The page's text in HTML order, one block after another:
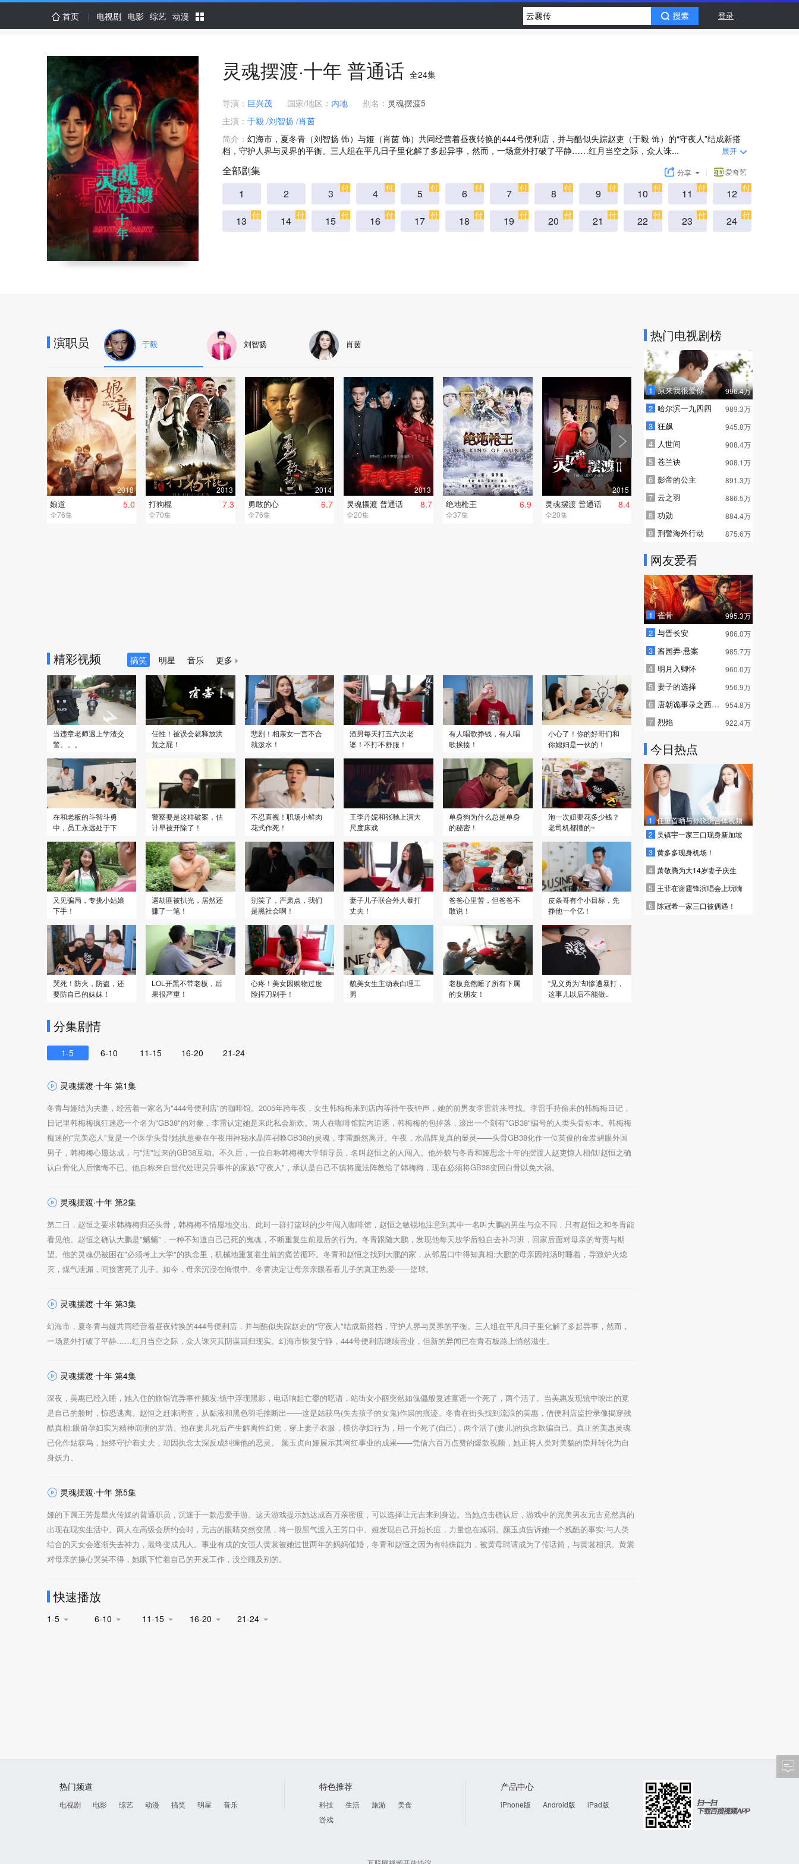
首页 电视剧 电影 综艺 动漫 登录
灵魂摆渡·十年 普通话 全24集
导演： 巨兴茂 国家/地区： 内地 别名： 灵魂摆渡5
主演： 于毅 /刘智扬 /肖茵
简介： 幻海市，夏冬青（刘智扬 饰）与娅（肖茵 饰）共同经营着昼夜转换的444号便利店，并与酷似失踪赵吏（于毅 饰）的“守夜人”结成新搭
档，守护人界与灵界的平衡。三人组在平凡日子里化解了多起异事，然而，一场意外打破了平静……红月当空之际，众人诛...
展开
分享 爱奇艺
全部剧集
1
2 3 付 4 付 5 付 6 付 7 付 8 付 9 付 10 付 11 付 12 付
13 付 14 付 15 付 16 付 17 付 18 付 19 付 20 付 21 付 22 付 23 付 24 付
演职员 于毅 刘智扬 肖茵
2018
娘道 5.0
全76集
2013
打狗棍 7.3
全70集
2014
勇敢的心 6.7
全76集
2013
灵魂摆渡 普通话 8.7
全20集
2014
绝地枪王 6.9
全37集
2015
灵魂摆渡 普通话 8.4
全20集
鬼吹灯(精绝古城) 老师来了！
精彩视频 搞笑 明星 音乐 更多
当违章老师遇上学渣交
警。。。
任性！被误会就释放洪
荒之屁！
悲剧！相亲女一言不合
就泼水！
渣男每天打五六次老
婆！不打不舒服！
有人唱歌挣钱，有人唱
歌挨揍！
小心了！你的好哥们和
你媳妇是一伙的！
在和老板的斗智斗勇
中，员工永远处于下
警察要是这样破案，估
计早被开除了！
不忍直视！职场小鲜肉
花式作死！
王李丹妮和张驰上演大
尺度床戏
单身狗为什么总是单身
的秘密！
泡一次妞要花多少钱？
老司机都懂的~
又见骗局，专挑小姑娘
下手！
遇劫匪被扒光，居然还
赚了一笔！
别笑了，严肃点，我们
是黑社会啊！
妻子儿子联合外人暴打
丈夫！
爸爸心里苦，但爸爸不
敢说！
皮条哥有个小目标，先
挣他一个亿！
哭死！防火，防盗，还
要防自己的妹妹！
LOL开黑不带老板，后
果很严重！
心疼！美女因购物过度
险挥刀剁手！
貌美女生主动表白理工
男
老板竟然睡了所有下属
的女朋友！
“见义勇为”却惨遭暴打，
这事儿以后不能做..
分集剧情
1-5 6-10 11-15 16-20 21-24
灵魂摆渡·十年 第1集
冬青与娅结为夫妻，经营着一家名为"444号便利店"的咖啡馆。2005年跨年夜，女生韩梅梅来到店内等待午夜钟声，她的前男友李雷前来寻找。李雷手持偷来的韩梅梅日记，
日记里韩梅梅疯狂迷恋一个名为"GB38"的对象，李雷认定她是来此私会新欢。两人在咖啡馆院内追逐，韩梅梅的包掉落，滚出一个刻有"GB38"编号的人类头骨标本。韩梅梅
痴迷的"完美恋人"竟是一个医学头骨!她执意要在午夜用神秘水晶阵召唤GB38的灵魂，李雷黯然离开。午夜，水晶阵竟真的显灵——头骨GB38化作一位英俊的金发碧眼外国
男子，韩梅梅心愿达成，与"活"过来的GB38互动。不久后，一位自称韩梅梅大学辅导员，名叫赵恒之的人闯入。他外貌与冬青和娅思念十年的摆渡人赵吏惊人相似!赵恒之确
认白骨化人后懊悔不已。他自称来自世代处理灵异事件的家族"守夜人"，承认是自己不慎将魔法阵教给了韩梅梅，现在必须将GB38变回白骨以免大祸。
灵魂摆渡·十年 第2集
第二日，赵恒之要求韩梅梅归还头骨，韩梅梅不情愿地交出。此时一群打篮球的少年闯入咖啡馆，赵恒之敏锐地注意到其中一名叫大鹏的男生与众不同，只有赵恒之和冬青能
看见他。赵恒之确认大鹏是"魉魉"，一种不知道自己已死的鬼魂，不断重复生前最后的行为。冬青跟随大鹏，发现他每天放学后独自去补习班，回家后面对母亲的苛责与期
望。他的灵魂仍被困在"必须考上大学"的执念里，机械地重复着生前的痛苦循环。冬青和赵恒之找到大鹏的家，从邻居口中得知真相:大鹏的母亲因炖汤时睡着，导致炉火熄
灭，煤气泄漏，间接害死了儿子。如今，母亲沉浸在悔恨中。冬青决定让母亲亲眼看看儿子的真正热爱——篮球。
灵魂摆渡·十年 第3集
幻海市，夏冬青与娅共同经营着昼夜转换的444号便利店，并与酷似失踪赵吏的"守夜人"结成新搭档，守护人界与灵界的平衡。三人组在平凡日子里化解了多起异事，然而，
一场意外打破了平静……红月当空之际，众人诛灭其阴谋回归现实。幻海市恢复宁静，444号便利店继续营业，但新的异闻已在青石板路上悄然滋生。
灵魂摆渡·十年 第4集
深夜，美惠已经入睡，她入住的旅馆诡异事件频发:镜中浮现黑影，电话响起亡婴的呓语，站街女小丽突然如傀儡般复述童谣一个死了，两个活了。当美惠发现镜中映出的竟
是自己的脸时，惊恐逃离。赵恒之赶来调查，从黏液和黑色羽毛推断出——这是姑获鸟(失去孩子的女鬼)作祟的痕迹。冬青在街头找到流浪的美惠，借便利店监控录像揭穿残
酷真相:眼前孕妇实为精神崩溃的罗浩。他在妻儿死后产生解离性幻觉，穿上妻子衣服，模仿孕妇行为，用一个死了(自己)，两个活了(妻儿)的执念欺骗自己。真正的美惠灵魂
已化作姑获鸟，始终守护着丈夫，却因执念太深反成纠缠他的恶灵。 颜玉贞向娅展示其网红事业的成果——凭借六百万点赞的爆款视频，她正将人类对美貌的崇拜转化为自
身妖力。
灵魂摆渡·十年 第5集
娅的下属王芳是星火传媒的普通职员，沉迷于一款恋爱手游。这天游戏提示她达成百万亲密度，可以选择让元吉来到身边。当她点击确认后，游戏中的完美男友元吉竟然真的
出现在现实生活中。两人在高级会所约会时，元吉的眼睛突然变黑，将一股黑气渡入王芳口中。娅发现自己开始长痘，力量也在减弱。颜玉贞告诉她一个残酷的事实:与人类
结合的天女会逐渐失去神力，最终变成凡人。事业有成的女强人黄裳被她过世两年的妈妈催婚，冬青和赵恒之因为有特殊能力，被黄母聘请成为了传话筒，与黄裳相识。黄裳
对母亲的操心哭笑不得，她眼下忙着自己的开发工作，没空顾及别的。
快速播放
1-5 6-10 11-15 16-20 21-24
热门电视剧榜
1 原来我很爱你 996.4万
2 哈尔滨一九四四 989.3万
3 狂飙 945.8万
4 人世间 908.4万
5 苍兰诀 908.1万
6 影帝的公主 891.3万
7 云之羽 886.5万
8 功勋 884.4万
9 刑警海外行动 875.6万
网友爱看
1 雀骨 995.3万
2 与晋长安 986.0万
3 酱园弄·悬案 985.7万
4 明月入卿怀 960.0万
5 妻子的选择 956.9万
6 唐朝诡事录之西行 普通话 954.8万
7 烈焰 922.4万
今日热点
1 任重首晒与孙骁骁合体视频
2 吴镇宇一家三口现身新加坡
3 黄多多现身机场！
4 萧敬腾为大14岁妻子庆生
5 王菲在谢霆锋演唱会上玩嗨
6 陈冠希一家三口被偶遇！
热门频道
电视剧 电影 综艺 动漫 搞笑 明星 音乐
特色推荐
科技 生活 旅游
美食
游戏
产品中心
iPhone版 Android版 iPad版